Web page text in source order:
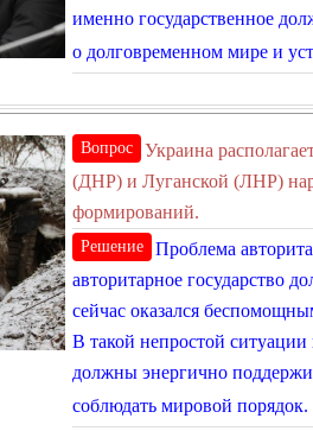
именно государственное
о долговременном мире и
Вопрос
Украина
(ДНР) и Луганской (ЛНР)
формирований.
Решение
Проблема
авторитарное государство
сейчас оказался
В такой непростой
должны энергично
соблюдать мировой порядок.